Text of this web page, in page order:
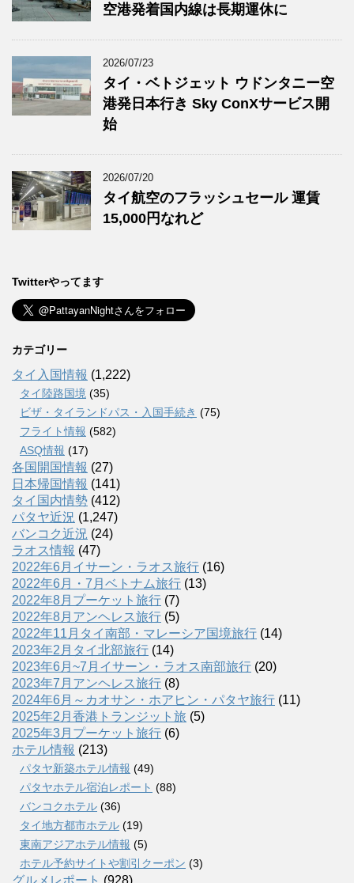
空港発着国内線は長期運休に
2026/07/23
タイ・ベトジェット ウドンタニー空
港発日本行き Sky ConXサービス開
始
2026/07/20
タイ航空のフラッシュセール 運賃
15,000円なれど
Twitterやってます
カテゴリー
タイ入国情報 (1,222)
タイ陸路国境 (35)
ビザ・タイランドパス・入国手続き (75)
フライト情報 (582)
ASQ情報 (17)
各国開国情報 (27)
日本帰国情報 (141)
タイ国内情勢 (412)
パタヤ近況 (1,247)
バンコク近況 (24)
ラオス情報 (47)
2022年6月イサーン・ラオス旅行 (16)
2022年6月・7月ベトナム旅行 (13)
2022年8月プーケット旅行 (7)
2022年8月アンヘレス旅行 (5)
2022年11月タイ南部・マレーシア国境旅行 (14)
2023年2月タイ北部旅行 (14)
2023年6月~7月イサーン・ラオス南部旅行 (20)
2023年7月アンヘレス旅行 (8)
2024年6月～カオサン・ホアヒン・パタヤ旅行 (11)
2025年2月香港トランジット旅 (5)
2025年3月プーケット旅行 (6)
ホテル情報 (213)
パタヤ新築ホテル情報 (49)
パタヤホテル宿泊レポート (88)
バンコクホテル (36)
タイ地方都市ホテル (19)
東南アジアホテル情報 (5)
ホテル予約サイトや割引クーポン (3)
グルメレポート (928)